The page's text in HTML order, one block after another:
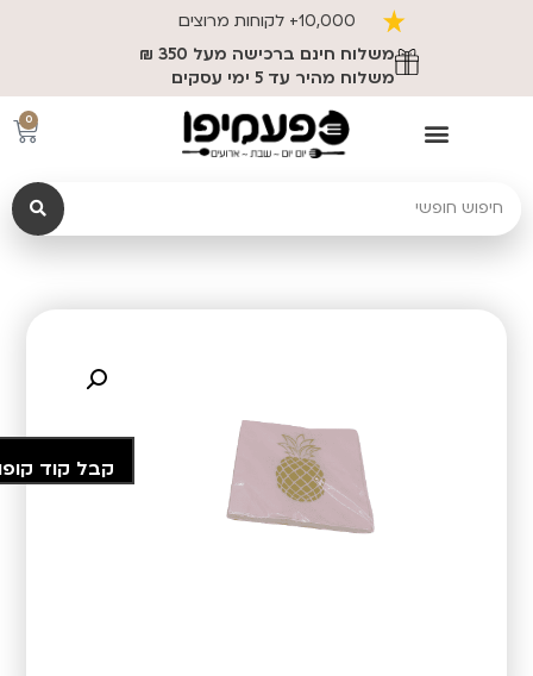
10,000+ לקוחות מרוצים
משלוח חינם ברכישה מעל 350 ₪
משלוח מהיר עד 5 ימי עסקים
0
קבל קוד